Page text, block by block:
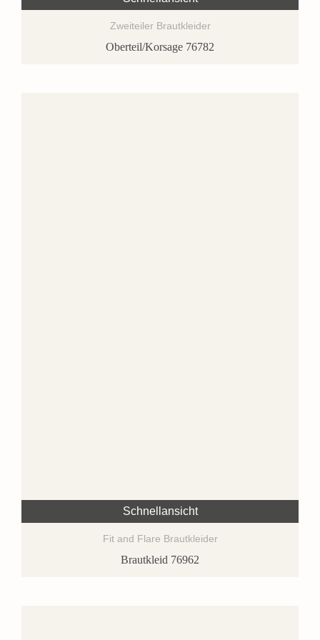
Zweiteiler Brautkleider
Oberteil/Korsage 76782
Schnellansicht
Fit and Flare Brautkleider
Brautkleid 76962